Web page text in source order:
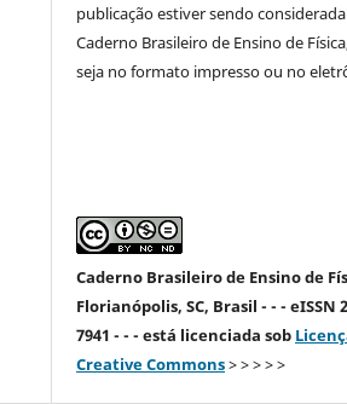
publicação estiver sendo
Caderno Brasileiro de Ensino de
seja no formato impresso ou no
Caderno Brasileiro de Ensino de
Florianópolis, SC, Brasil - - - eISSN
7941 - - - está licenciada sob
Creative Commons> > > > >